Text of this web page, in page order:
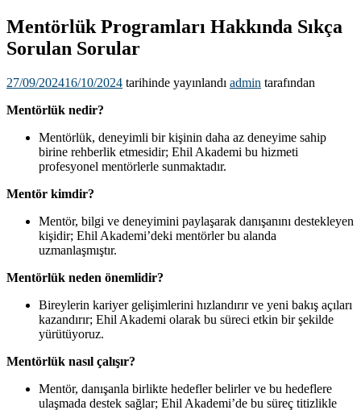
Mentörlük Programları Hakkında Sıkça
Sorulan Sorular
27/09/202416/10/2024 tarihinde yayınlandı admin tarafından
Mentörlük nedir?
Mentörlük, deneyimli bir kişinin daha az deneyime sahip
birine rehberlik etmesidir; Ehil Akademi bu hizmeti
profesyonel mentörlerle sunmaktadır.
Mentör kimdir?
Mentör, bilgi ve deneyimini paylaşarak danışanını destekleyen
kişidir; Ehil Akademi’deki mentörler bu alanda
uzmanlaşmıştır.
Mentörlük neden önemlidir?
Bireylerin kariyer gelişimlerini hızlandırır ve yeni bakış açıları
kazandırır; Ehil Akademi olarak bu süreci etkin bir şekilde
yürütüyoruz.
Mentörlük nasıl çalışır?
Mentör, danışanla birlikte hedefler belirler ve bu hedeflere
ulaşmada destek sağlar; Ehil Akademi’de bu süreç titizlikle